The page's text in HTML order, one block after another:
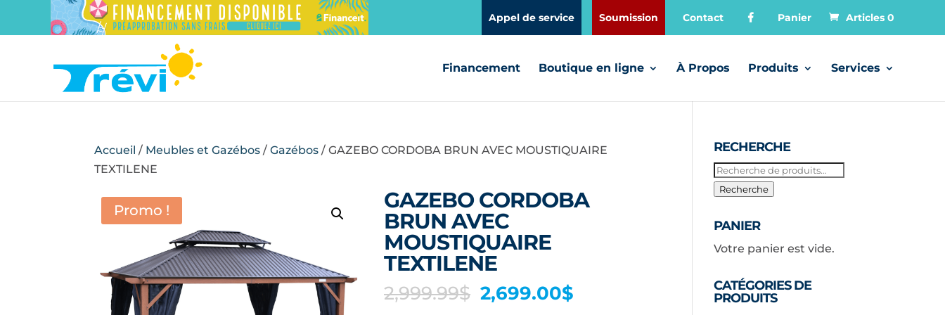
Appel de service Soumission Contact Panier Articles 0
Financement Boutique en ligne À Propos Produits Services
Accueil / Meubles et Gazébos /Gazébos / GAZEBO CORDOBA BRUN AVEC MOUSTIQUAIRE
TEXTILENE
Promo !
GAZEBO CORDOBA
BRUN AVEC
MOUSTIQUAIRE
TEXTILENE
2,999.99$ Le
2,699.00$
RECHERCHE
Recherche
pour :
Recherche
PANIER
Votre panier est vide.
CATÉGORIES DE
PRODUITS